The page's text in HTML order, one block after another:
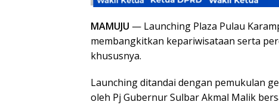
MAMUJU — Launching Plaza Pulau
membangkitkan kepariwisataan serta
khususnya.
Launching ditandai dengan pemukulan
oleh Pj Gubernur Sulbar Akmal Malik